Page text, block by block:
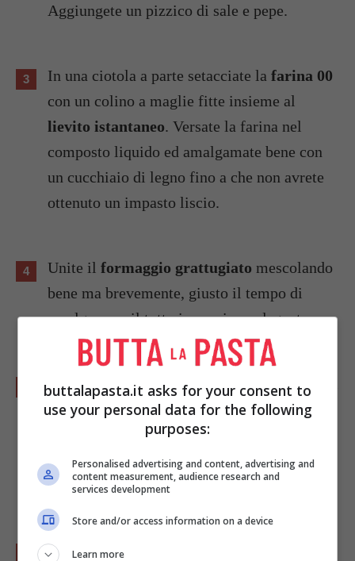
Aggiungete un pizzico di sale e pepe.
In una ciotola a parte setacciate la farina 00
con un colino a maglie fitte insieme al
lievito istantaneo. Versate la farina nel
composto liquido ed amalgamate bene con
un cucchiaio di legno fino a che non avrete
ottenuto un impasto liscio.
Unite il formaggio grattugiato mescolando
bene ma brevemente, giusto il tempo di
amalgamare il tutto in maniera adeguata.
da muffin aiutatevi con un cucchiaio e state
non superare i due terzi
capienza altrimenti l'impasto potrebbe
fuoriuscire e rovinare il risultato finale.
Infornate imuffin salati in forno caldo per
buttalapasta.it asks for your consent to
use your personal data for the following
purposes:
Personalised advertising and content, advertising and
content measurement, audience research and
services development
Store and/or access information on a device
Learn more